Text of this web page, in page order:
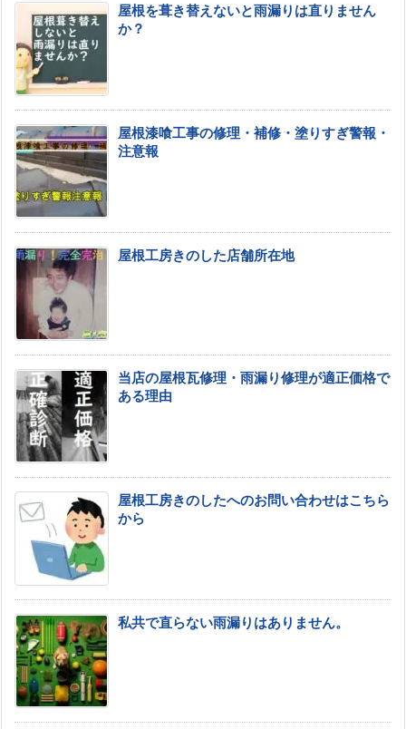
屋根を葺き替えないと雨漏りは直りません
か？
屋根漆喰工事の修理・補修・塗りすぎ警報・
注意報
屋根工房きのした店舗所在地
当店の屋根瓦修理・雨漏り修理が適正価格で
ある理由
屋根工房きのしたへのお問い合わせはこちら
から
私共で直らない雨漏りはありません。